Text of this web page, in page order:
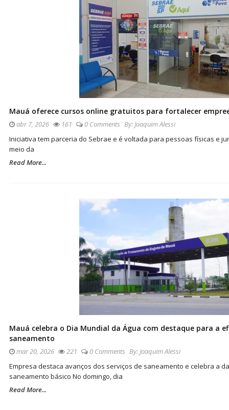
Mauá oferece cursos online gratuitos para fortalecer
abr 7, 2026 161 0 Comments By: Joaquim Alessi
Iniciativa tem parceria do Sebrae e é voltada para pessoas físicas e
meio da
Read More...
Mauá celebra o Dia Mundial da Água com destaque para a
saneamento
mar 20, 2026 221 0 Comments By: Joaquim Alessi
Empresa destaca avanços dos serviços de saneamento e celebra a
saneamento básico No domingo, dia
Read More...